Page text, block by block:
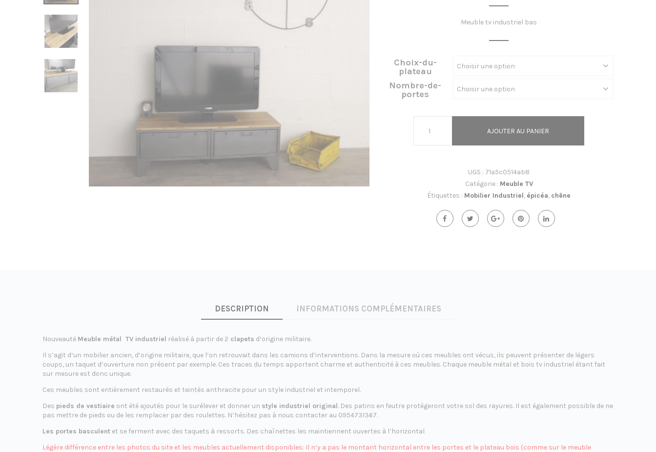
i
o
Meuble tv industriel bas
Choix-du-
plateau
Nombre-de-
portes
AJOUTER AU PANIER
UGS : 71a5c0514ab8
Catégorie : Meuble TV
Étiquettes : Mobilier Industriel, épicéa, chêne
DESCRIPTION INFORMATIONS COMPLÉMENTAIRES
Nouveauté Meuble métal TV industriel réalisé à partir de 2 clapets d’origine militaire.
Il s’agit d’un mobilier ancien, d’origine militaire, que l’on retrouvait dans les camions d’interventions. Dans la mesure où ces meubles ont vécus, ils peuvent présenter de légers
coups, un taquet d’ouverture non présent par exemple. Ces traces du temps apportent charme et authenticité à ces meubles. Chaque meuble métal et bois tv industriel étant fait
sur mesure est donc unique.
Ces meubles sont entièrement restaurés et teintés anthracite pour un style industriel et intemporel.
Des pieds de vestiaire ont été ajoutés pour le surélever et donner un style industriel original. Des patins en feutre protégeront votre sol des rayures. Il est également possible de ne
pas mettre de pieds ou de les remplacer par des roulettes. N’hésitez pas à nous contacter au 0954731367.
Les portes basculent et se ferment avec des taquets à ressorts. Des chaînettes les maintiennent ouvertes à l’horizontal
Légère différence entre les photos du site et les meubles actuellement disponibles: Il n’y a pas le montant horizontal entre les portes et le plateau bois (comme sur le meuble